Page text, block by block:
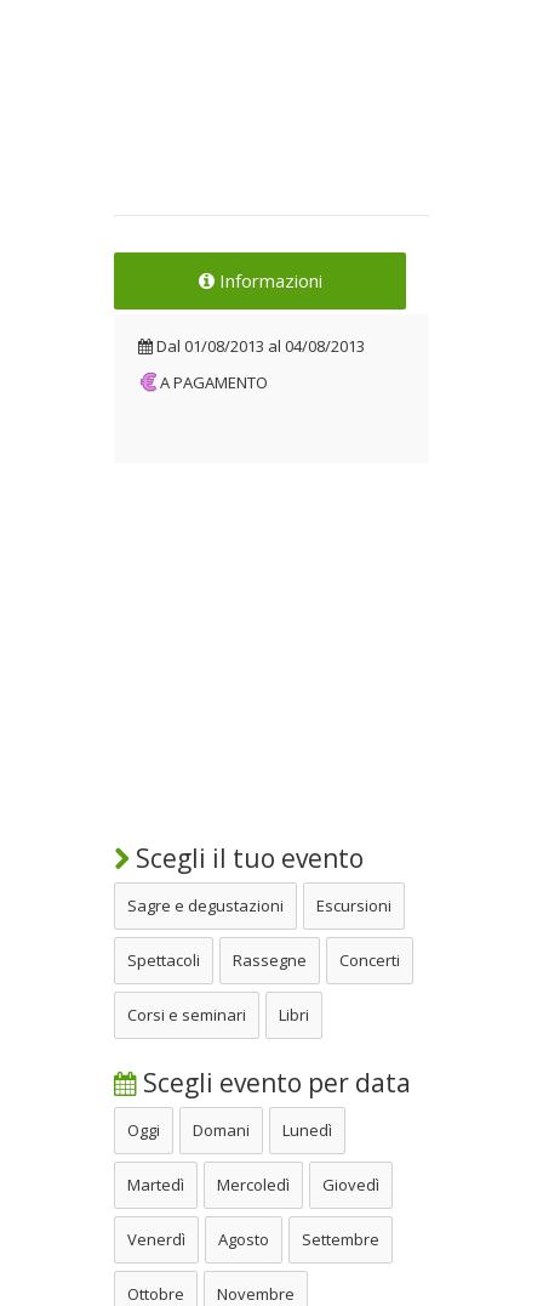
Informazioni
Dal 01/08/2013 al 04/08/2013
A PAGAMENTO
Scegli il tuo evento
Sagre e degustazioni Escursioni
Spettacoli Rassegne Concerti
Corsi e seminari Libri
Scegli evento per data
Oggi Domani Lunedì
Martedì Mercoledì Giovedì
Venerdì Agosto Settembre
Ottobre Novembre